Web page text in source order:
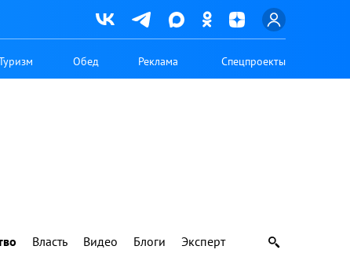
Обед Реклама Спецпроекты
Власть Видео Блоги Эксперт